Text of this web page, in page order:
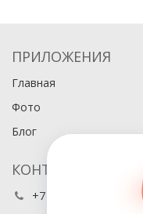
ПРИЛОЖЕНИЯ
Главная
Фото
Блог
КОНТАКТЫ
+7 (495) 486-80-76